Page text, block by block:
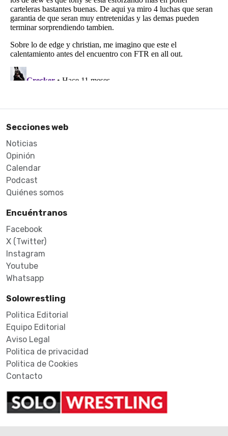
Secciones web
Noticias
Opinión
Calendar
Podcast
Quiénes somos
Encuéntranos
Facebook
X (Twitter)
Instagram
Youtube
Whatsapp
Solowrestling
Politica Editorial
Equipo Editorial
Aviso Legal
Politica de privacidad
Politica de Cookies
Contacto